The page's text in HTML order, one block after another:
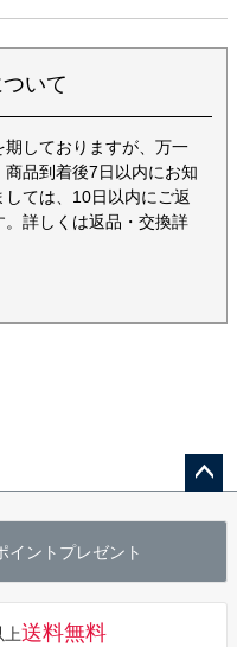
いて
しておりますが、万一
品到着後7日以内にお知
ては、10日以内にご返
詳しくは返品・交換詳
へ
イントプレゼント
送料無料